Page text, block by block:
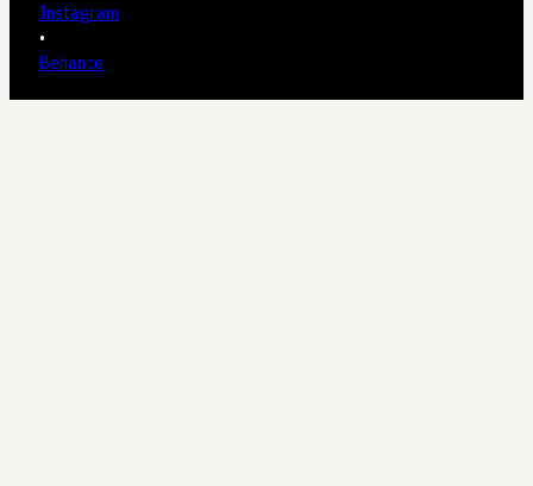
Instagram
•
Behance